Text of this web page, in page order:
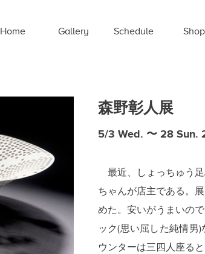
Home Gallery Schedule Shop
森野彰人展
5/3 Wed. 〜 28 Sun.
最近、しょっちゅう
ちゃんが店主である。
めた。安いがうまいの
ック(思い屈した純情男
ウンターは三四人座る